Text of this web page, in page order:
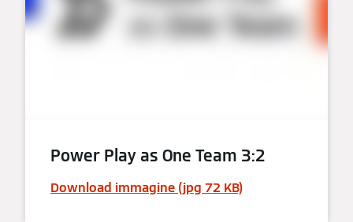
Power Play as One Team 3:2
Download immagine (jpg 72 KB)